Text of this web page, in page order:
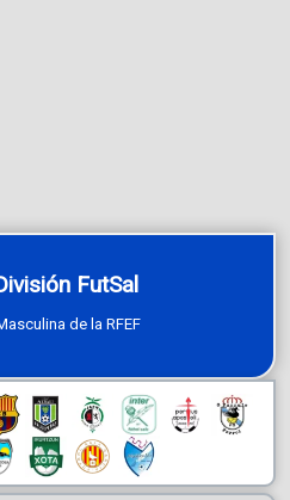
FutSal
de la RFEF